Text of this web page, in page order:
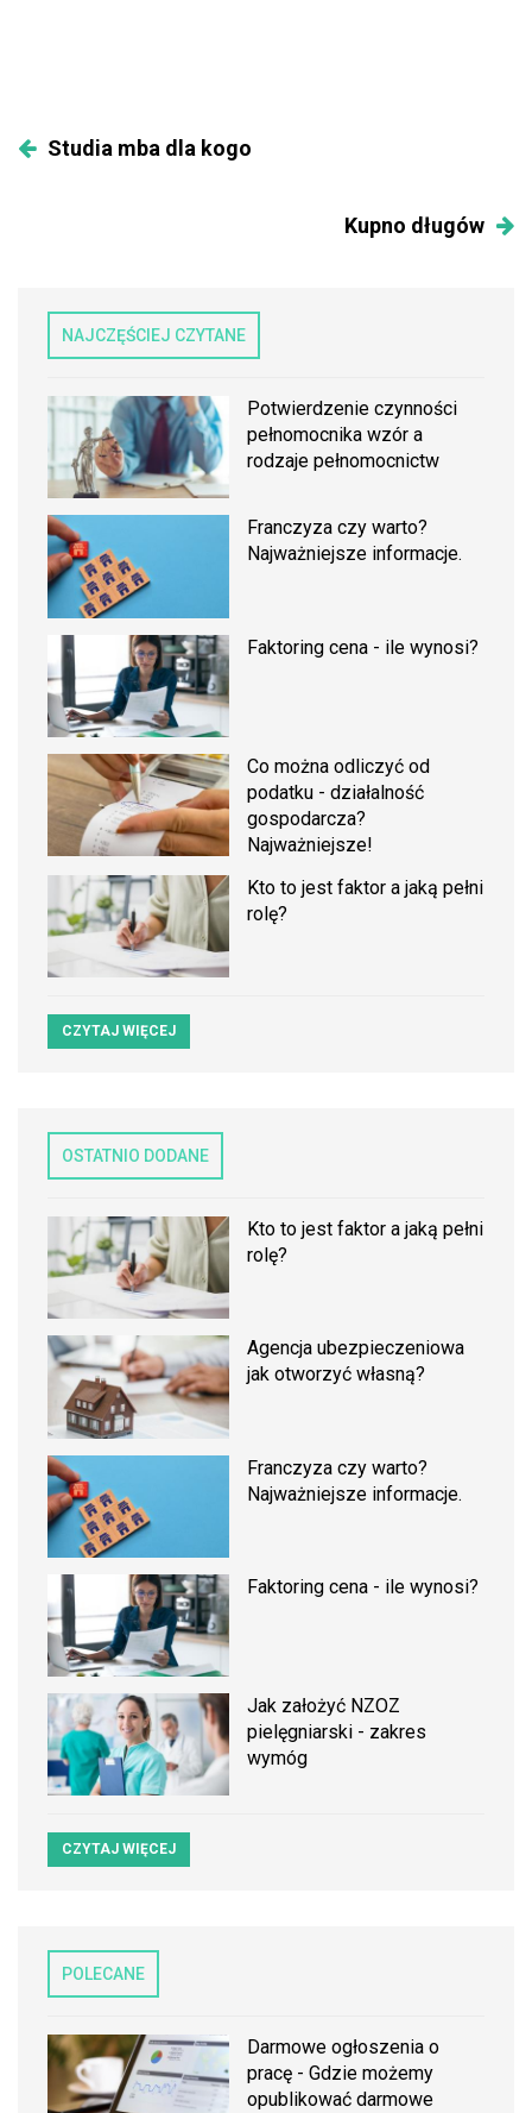
Studia mba dla kogo
Kupno długów
NAJCZĘŚCIEJ CZYTANE
Potwierdzenie czynności
pełnomocnika wzór a
rodzaje pełnomocnictw
Franczyza czy warto?
Najważniejsze informacje.
Faktoring cena - ile wynosi?
Co można odliczyć od
podatku - działalność
gospodarcza?
Najważniejsze!
Kto to jest faktor a jaką pełni
rolę?
CZYTAJ WIĘCEJ
OSTATNIO DODANE
Kto to jest faktor a jaką pełni
rolę?
Agencja ubezpieczeniowa
jak otworzyć własną?
Franczyza czy warto?
Najważniejsze informacje.
Faktoring cena - ile wynosi?
Jak założyć NZOZ
pielęgniarski - zakres
wymóg
CZYTAJ WIĘCEJ
POLECANE
Darmowe ogłoszenia o
pracę - Gdzie możemy
opublikować darmowe